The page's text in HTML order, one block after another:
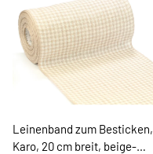
Leinenband zum Besticken,
Karo, 20 cm breit, beige-